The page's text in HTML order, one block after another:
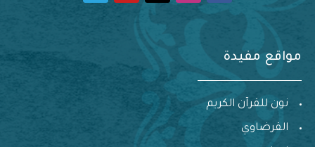
مواقع مفيدة
نون للقرآن الكريم
القرضاوي